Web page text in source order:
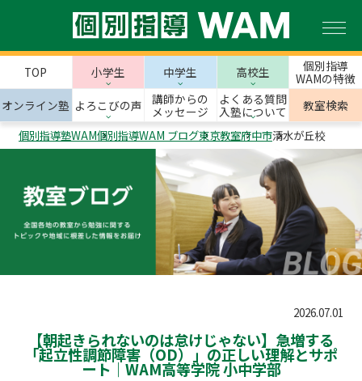
TOP 小学生 中学生 高校生
個別指導
WAMの特徴
オンライン塾 よろこびの声
講師からの
メッセージ
よくある質問
入塾について
教室検索
個別指導塾WAM個別指導WAM ブログ東京教室府中市清水が丘校
2026.07.01
【朝起きられないのは怠けじゃない】急増する
「起立性調節障害（OD）」の正しい理解とサポ
ート｜WAM高等学院 小中学部